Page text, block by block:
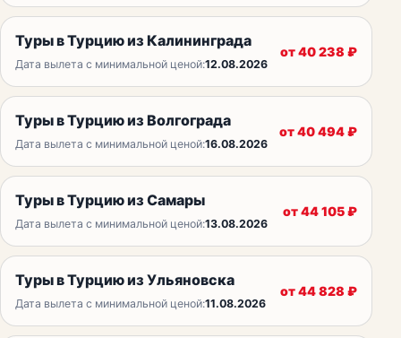
Туры в Турцию из Калининграда
Дата вылета с минимальной ценой:12.08.2026
от40 238 ₽
Туры в Турцию из Волгограда
Дата вылета с минимальной ценой:16.08.2026
от40 494₽
Туры в Турцию из Самары
Дата вылета с минимальной ценой:13.08.2026
от44 105₽
Туры в Турцию из Ульяновска
Дата вылета с минимальной ценой:11.08.2026
от44 828 ₽